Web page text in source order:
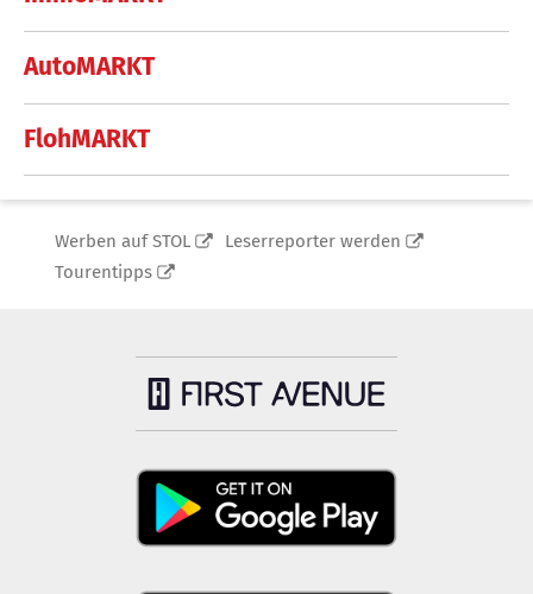
AutoMARKT
FlohMARKT
Werben auf STOL
Leserreporter werden
Tourentipps